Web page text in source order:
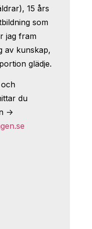
15 års
som
jag fram
av kunskap,
glädje.
du
->